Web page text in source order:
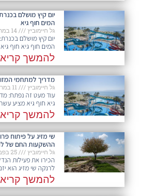
יום קיץ מושלם
המים חוף גיא
גל חיימוביץ 14 במרץ 2026
יום קיץ מושלם
המים חוף גיא חוף
להמשך
מדריך למתחמי
גל חיימוביץ 11 במרץ 2026
עוד מעט זה נפתח:
גיא חוף גיא מציע
להמשך
שי מזיג על פיתוח
ההשקעות החם של
גל חיימוביץ 25 בפברואר 2026
הכירו את פעילות
לרנקה שי מזיג הוא
להמשך